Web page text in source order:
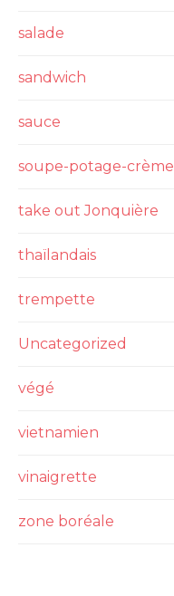
salade
sandwich
sauce
soupe-potage-crème
take out Jonquière
thaïlandais
trempette
Uncategorized
végé
vietnamien
vinaigrette
zone boréale